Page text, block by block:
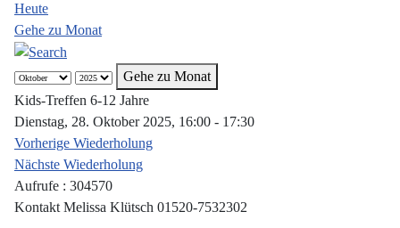
Heute
Gehe zu Monat
Gehe zu Monat
Kids-Treffen 6-12 Jahre
Dienstag, 28. Oktober 2025, 16:00 - 17:30
Vorherige Wiederholung
Nächste Wiederholung
Aufrufe : 304570
Kontakt Melissa Klütsch 01520-7532302